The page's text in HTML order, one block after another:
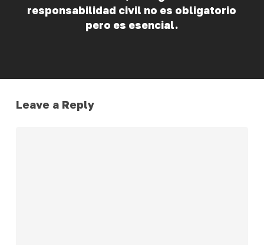
responsabilidad civil no es obligatorio
pero es esencial.
Leave a Reply